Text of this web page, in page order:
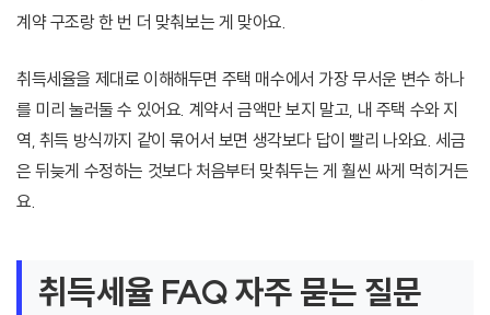
계약 구조랑 한 번 더 맞춰보는 게 맞아요.
취득세율을 제대로 이해해두면 주택 매수에서 가장 무서운 변수 하나
를 미리 눌러둘 수 있어요. 계약서 금액만 보지 말고, 내 주택 수와 지
역, 취득 방식까지 같이 묶어서 보면 생각보다 답이 빨리 나와요. 세금
은 뒤늦게 수정하는 것보다 처음부터 맞춰두는 게 훨씬 싸게 먹히거든
요.
취득세율 FAQ 자주 묻는 질문